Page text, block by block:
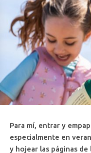
Para mí, entrar y
especialmente en
y hojear las páginas